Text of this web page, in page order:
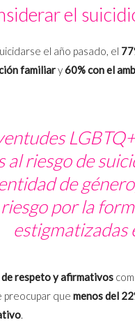
el
el año pasado, el
familiary60% con el
al riesgo de
de
por la
estigmatizadas
de respeto y afirmativos
preocupar que menos del
.